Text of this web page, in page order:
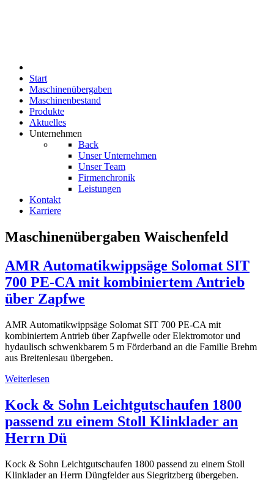
Start
Maschinenübergaben
Maschinenbestand
Produkte
Aktuelles
Unternehmen
Back
Unser Unternehmen
Unser Team
Firmenchronik
Leistungen
Kontakt
Karriere
Maschinenübergaben Waischenfeld
AMR Automatikwippsäge Solomat SIT
700 PE-CA mit kombiniertem Antrieb
über Zapfwe
AMR Automatikwippsäge Solomat SIT 700 PE-CA mit
kombiniertem Antrieb über Zapfwelle oder Elektromotor und
hydaulisch schwenkbarem 5 m Förderband an die Familie Brehm
aus Breitenlesau übergeben.
Weiterlesen
Kock & Sohn Leichtgutschaufen 1800
passend zu einem Stoll Klinklader an
Herrn Dü
Kock & Sohn Leichtgutschaufen 1800 passend zu einem Stoll
Klinklader an Herrn Düngfelder aus Siegritzberg übergeben.